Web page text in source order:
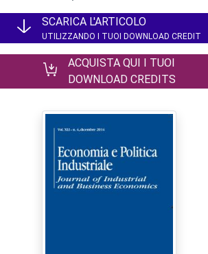
SCARICA L'ARTICOLO
UTILIZZANDO I TUOI DOWNLOAD CREDIT
ACQUISTA QUI I TUOI
DOWNLOAD CREDITS